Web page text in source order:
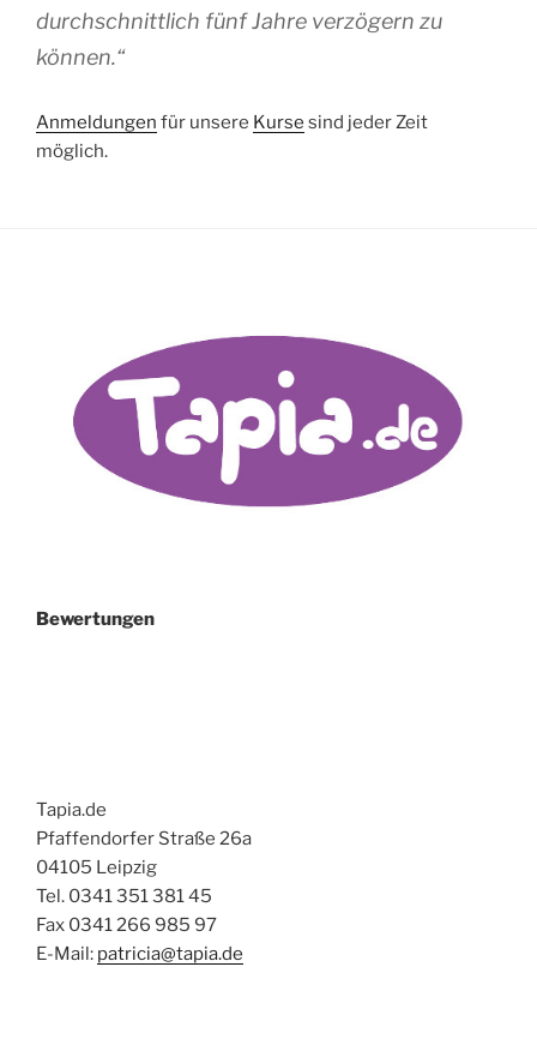
durchschnittlich fünf Jahre verzögern zu
können.“
Anmeldungen für unsere Kurse sind jeder Zeit
möglich.
Bewertungen
Tapia.de
Pfaffendorfer Straße 26a
04105 Leipzig
Tel. 0341 351 381 45
Fax 0341 266 985 97
E-Mail: patricia@tapia.de